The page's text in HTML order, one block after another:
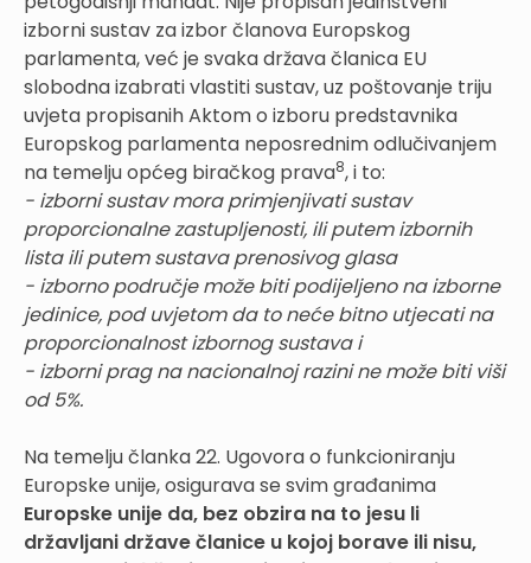
izborni sustav za izbor članova Europskog
parlamenta, već je svaka država članica EU
slobodna izabrati vlastiti sustav, uz poštovanje triju
uvjeta propisanih Aktom o izboru predstavnika
Europskog parlamenta neposrednim odlučivanjem
na temelju općeg biračkog prava8, i to:
- izborni sustav mora primjenjivati sustav
proporcionalne zastupljenosti, ili putem izbornih
lista ili putem sustava prenosivog glasa
- izborno područje može biti podijeljeno na izborne
jedinice, pod uvjetom da to neće bitno utjecati na
proporcionalnost izbornog sustava i
- izborni prag na nacionalnoj razini ne može biti viši
od 5%.
Na temelju članka 22. Ugovora o funkcioniranju
Europske unije, osigurava se svim građanima
Europske unije da, bez obzira na to jesu li
državljani države članice u kojoj borave ili nisu,